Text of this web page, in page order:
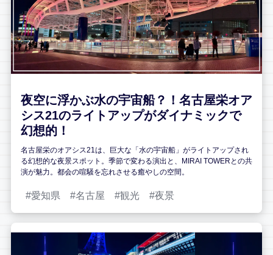
夜空に浮かぶ水の宇宙船？！名古屋栄オア
シス21のライトアップがダイナミックで
幻想的！
名古屋栄のオアシス21は、巨大な「水の宇宙船」がライトアップされ
る幻想的な夜景スポット。季節で変わる演出と、MIRAI TOWERとの共
演が魅力。都会の喧騒を忘れさせる癒やしの空間。
愛知県 名古屋 観光 夜景